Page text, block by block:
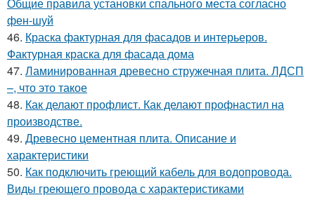
фен-шуй
46. Краска фактурная для фасадов и интерьеров.
Фактурная краска для фасада дома
47. Ламинированная древесно стружечная плита. ЛДСП
–, что это такое
48. Как делают профлист. Как делают профнастил на
производстве.
49. Древесно цементная плита. Описание и
характеристики
50. Как подключить греющий кабель для водопровода.
Виды греющего провода с характеристиками